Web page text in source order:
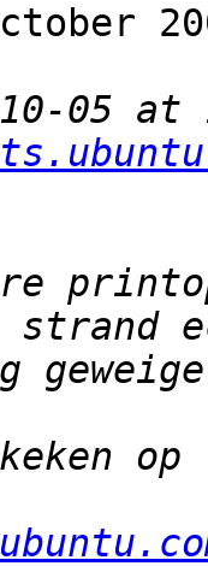
05 at